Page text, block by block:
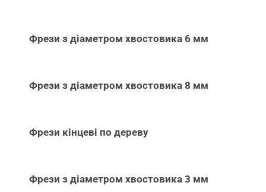
Фрези з діаметром хвостовика 6 мм
Фрези з діаметром хвостовика 8 мм
Фрези кінцеві по дереву
Фрези з діаметром хвостовика 3 мм